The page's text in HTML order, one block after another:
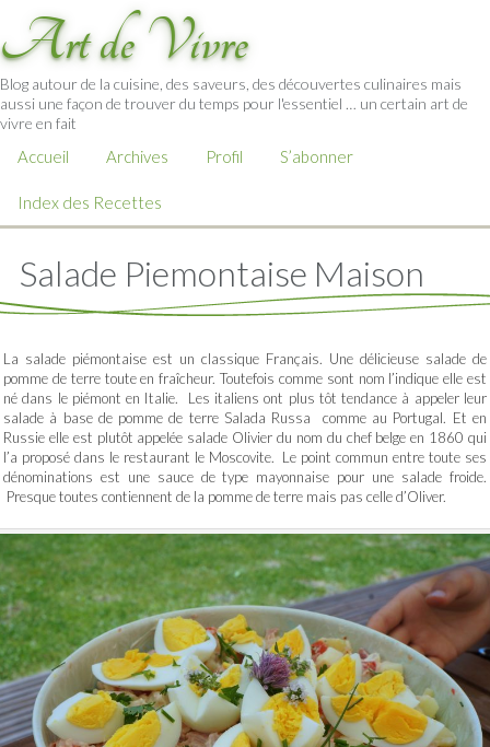
Art de Vivre
Blog autour de la cuisine, des saveurs, des découvertes culinaires mais
aussi une façon de trouver du temps pour l'essentiel … un certain art de
vivre en fait
Accueil Archives Profil S’abonner
Index des Recettes
Salade Piemontaise Maison
La salade piémontaise est un classique Français. Une délicieuse salade de
pomme de terre toute en fraîcheur. Toutefois comme sont nom l’indique elle est
né dans le piémont en Italie. Les italiens ont plus tôt tendance à appeler leur
salade à base de pomme de terre Salada Russa comme au Portugal. Et en
Russie elle est plutôt appelée salade Olivier du nom du chef belge en 1860 qui
l’a proposé dans le restaurant le Moscovite. Le point commun entre toute ses
dénominations est une sauce de type mayonnaise pour une salade froide.
Presque toutes contiennent de la pomme de terre mais pas celle d’Oliver.